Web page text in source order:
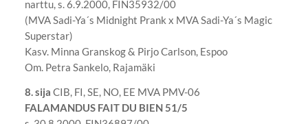
narttu, s. 6.9.2000, FIN35932/00
(MVA Sadi-Ya´s Midnight Prank x MVA Sadi-Ya´s Magic
Superstar)
Kasv. Minna Granskog & Pirjo Carlson, Espoo
Om. Petra Sankelo, Rajamäki
8. sija CIB, FI, SE, NO, EE MVA PMV-06
FALAMANDUS FAIT DU BIEN 51/5